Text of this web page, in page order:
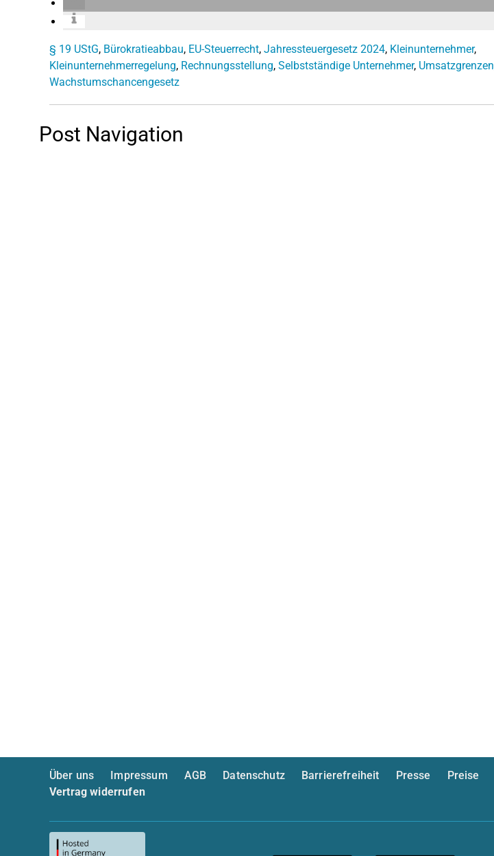
§ 19 UStG, Bürokratieabbau, EU-Steuerrecht, Jahressteuergesetz 2024, Kleinunternehmer,
Kleinunternehmerregelung, Rechnungsstellung, Selbstständige Unternehmer, Umsatzgrenzen
Wachstumschancengesetz
Post Navigation
Über uns Impressum AGB Datenschutz Barrierefreiheit Presse Preise
Vertrag widerrufen